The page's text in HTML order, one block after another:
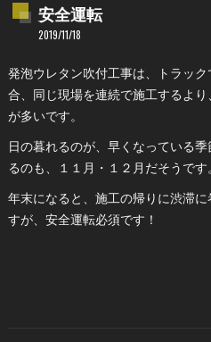
安全運転
2019/11/18
発泡ウレタン吹付工事は、トラッ
合、同じ現場を連続で施工するよ
が多いです。
日の暮れるのが、早くなっている
るのも、１１月・１２月だそうです。
年末になると、施工の帰りに渋滞
すが、安全運転必須です！